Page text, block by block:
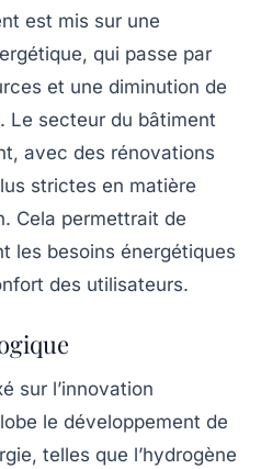
est mis sur une
qui passe par
et une diminution de
Le secteur du bâtiment
avec des rénovations
strictes en matière
Cela permettrait de
les besoins énergétiques
des utilisateurs.
sur l’innovation
le développement de
telles que l’hydrogène